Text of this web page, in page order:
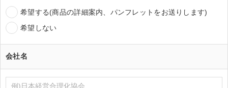
希望する(商品の詳細案内、パンフレットをお送りします)
希望しない
会社名